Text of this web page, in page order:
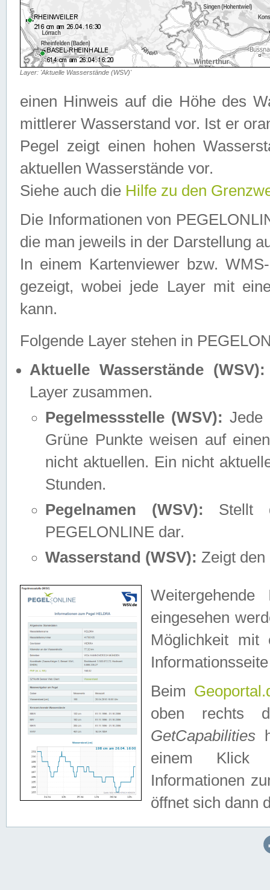
Layer: 'Aktuelle Wasserstände (WSV)'
einen Hinweis auf die Höhe des
mittlerer Wasserstand vor. Ist er
Pegel zeigt einen hohen
aktuellen Wasserstände vor.
Siehe auch die Hilfe zu den
Die Informationen von
die man jeweils in der Darstellung
In einem Kartenviewer bzw.
gezeigt, wobei jede Layer mit
kann.
Folgende Layer stehen in
Aktuelle Wasserstände (WSV):
Layer zusammen.
Pegelmessstelle (WSV): Jede
Grüne Punkte weisen auf
nicht aktuellen. Ein nicht
Stunden.
Pegelnamen (WSV): Stellt
PEGELONLINE dar.
Wasserstand (WSV): Zeigt den
eingesehen
Möglichkeit mit
Beim
oben rechts
GetCapabilities
einem Klick
Informationen
öffnet sich dann